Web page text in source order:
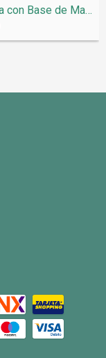
Quesera con Base de Madera y Tapa de Vid...